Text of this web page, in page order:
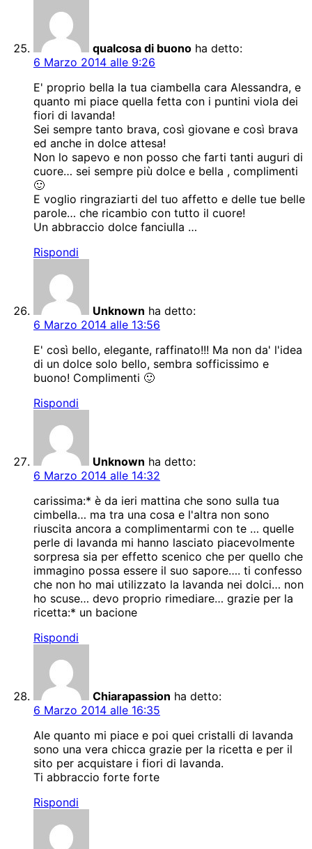
qualcosa di buono ha detto:
6 Marzo 2014 alle 9:26
E' proprio bella la tua ciambella cara Alessandra, e
quanto mi piace quella fetta con i puntini viola dei
fiori di lavanda!
Sei sempre tanto brava, così giovane e così brava
ed anche in dolce attesa!
Non lo sapevo e non posso che farti tanti auguri di
cuore… sei sempre più dolce e bella , complimenti
🙂
E voglio ringraziarti del tuo affetto e delle tue belle
parole… che ricambio con tutto il cuore!
Un abbraccio dolce fanciulla …
Rispondi
Unknown ha detto:
6 Marzo 2014 alle 13:56
E' così bello, elegante, raffinato!!! Ma non da' l'idea
di un dolce solo bello, sembra sofficissimo e
buono! Complimenti 🙂
Rispondi
Unknown ha detto:
6 Marzo 2014 alle 14:32
carissima:* è da ieri mattina che sono sulla tua
cimbella… ma tra una cosa e l'altra non sono
riuscita ancora a complimentarmi con te … quelle
perle di lavanda mi hanno lasciato piacevolmente
sorpresa sia per effetto scenico che per quello che
immagino possa essere il suo sapore…. ti confesso
che non ho mai utilizzato la lavanda nei dolci… non
ho scuse… devo proprio rimediare… grazie per la
ricetta:* un bacione
Rispondi
Chiarapassion ha detto:
6 Marzo 2014 alle 16:35
Ale quanto mi piace e poi quei cristalli di lavanda
sono una vera chicca grazie per la ricetta e per il
sito per acquistare i fiori di lavanda.
Ti abbraccio forte forte
Rispondi